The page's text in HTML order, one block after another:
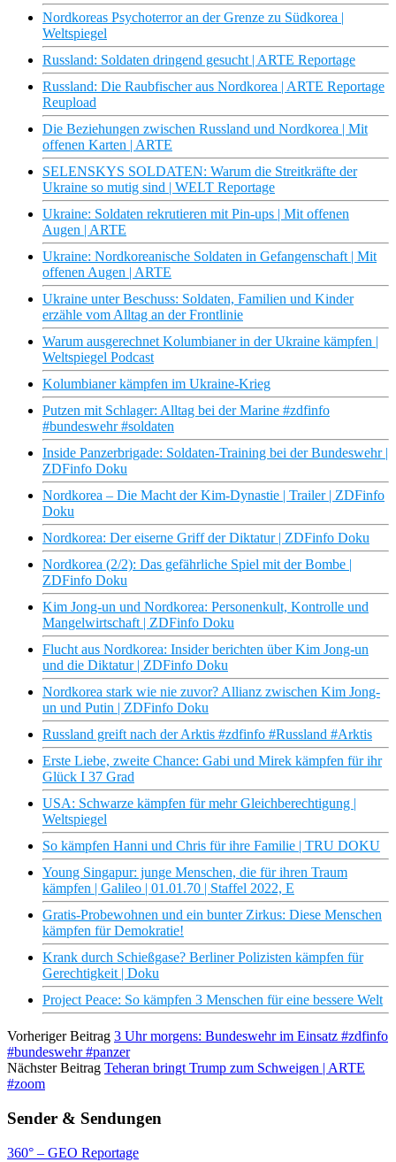
Nordkoreas Psychoterror an der Grenze zu Südkorea |
Weltspiegel
Russland: Soldaten dringend gesucht | ARTE Reportage
Russland: Die Raubfischer aus Nordkorea | ARTE Reportage
Reupload
Die Beziehungen zwischen Russland und Nordkorea | Mit
offenen Karten | ARTE
SELENSKYS SOLDATEN: Warum die Streitkräfte der
Ukraine so mutig sind | WELT Reportage
Ukraine: Soldaten rekrutieren mit Pin-ups | Mit offenen
Augen | ARTE
Ukraine: Nordkoreanische Soldaten in Gefangenschaft | Mit
offenen Augen | ARTE
Ukraine unter Beschuss: Soldaten, Familien und Kinder
erzähle vom Alltag an der Frontlinie
Warum ausgerechnet Kolumbianer in der Ukraine kämpfen |
Weltspiegel Podcast
Kolumbianer kämpfen im Ukraine-Krieg
Putzen mit Schlager: Alltag bei der Marine #zdfinfo
#bundeswehr #soldaten
Inside Panzerbrigade: Soldaten-Training bei der Bundeswehr |
ZDFinfo Doku
Nordkorea – Die Macht der Kim-Dynastie | Trailer | ZDFinfo
Doku
Nordkorea: Der eiserne Griff der Diktatur | ZDFinfo Doku
Nordkorea (2/2): Das gefährliche Spiel mit der Bombe |
ZDFinfo Doku
Kim Jong-un und Nordkorea: Personenkult, Kontrolle und
Mangelwirtschaft | ZDFinfo Doku
Flucht aus Nordkorea: Insider berichten über Kim Jong-un
und die Diktatur | ZDFinfo Doku
Nordkorea stark wie nie zuvor? Allianz zwischen Kim Jong-
un und Putin | ZDFinfo Doku
Russland greift nach der Arktis #zdfinfo #Russland #Arktis
Erste Liebe, zweite Chance: Gabi und Mirek kämpfen für ihr
Glück I 37 Grad
USA: Schwarze kämpfen für mehr Gleichberechtigung |
Weltspiegel
So kämpfen Hanni und Chris für ihre Familie | TRU DOKU
Young Singapur: junge Menschen, die für ihren Traum
kämpfen | Galileo | 01.01.70 | Staffel 2022, E
Gratis-Probewohnen und ein bunter Zirkus: Diese Menschen
kämpfen für Demokratie!
Krank durch Schießgase? Berliner Polizisten kämpfen für
Gerechtigkeit | Doku
Project Peace: So kämpfen 3 Menschen für eine bessere Welt
Vorheriger Beitrag 3 Uhr morgens: Bundeswehr im Einsatz #zdfinfo
#bundeswehr #panzer
Nächster Beitrag Teheran bringt Trump zum Schweigen | ARTE
#zoom
Sender & Sendungen
360° – GEO Reportage